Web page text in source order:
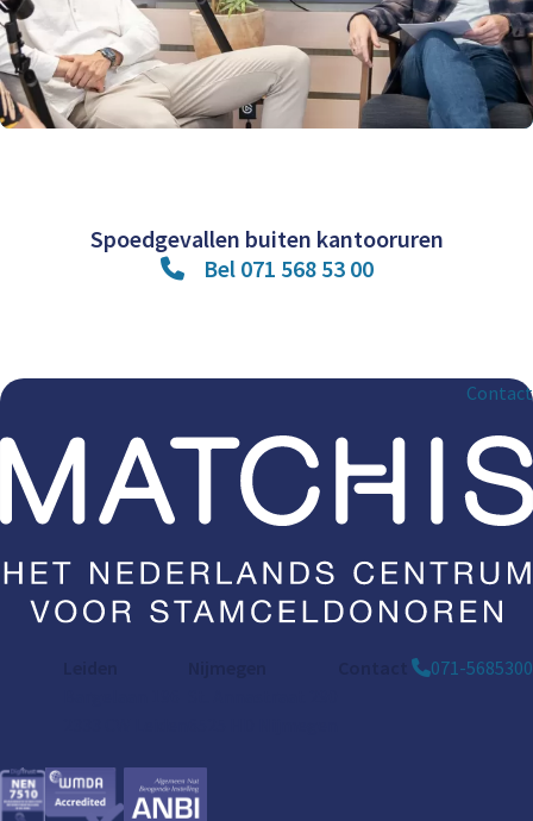
Spoedgevallen buiten kantooruren
Bel 071 568 53 00
Contact
071-5685300